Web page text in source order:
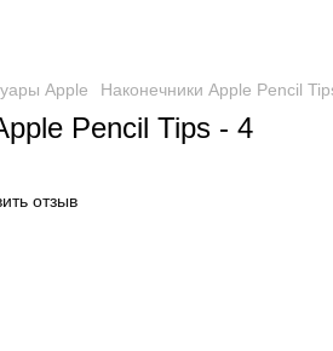
Apple Наконечники Apple Pencil
Pencil Tips - 4
отзыв